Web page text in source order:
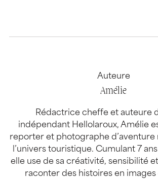
Auteure
Amélie
Rédactrice cheffe et auteure
indépendant Hellolaroux, Amélie
reporter et photographe d’aventure
l’univers touristique. Cumulant 7
elle use de sa créativité, sensibilité
raconter des histoires en images